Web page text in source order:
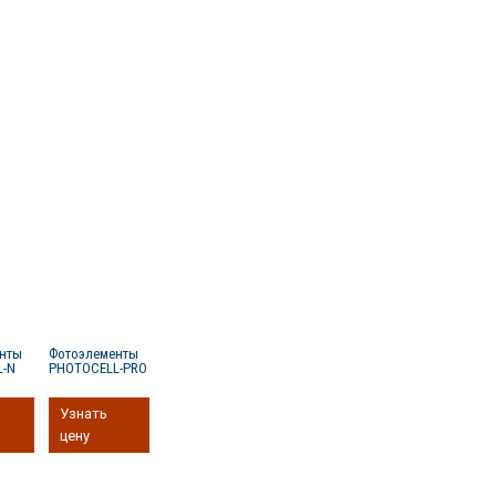
N
Фотоэлементы
PHOTOCELL-PRO
Узнать
цену